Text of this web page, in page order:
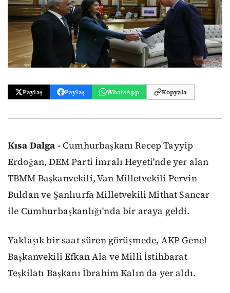
Paylaş Paylaş WhatsApp Kopyala
Kısa Dalga -Cumhurbaşkanı Recep Tayyip
Erdoğan, DEM Parti İmralı Heyeti'nde yer alan
TBMM Başkanvekili, Van Milletvekili Pervin
Buldan ve Şanlıurfa Milletvekili Mithat Sancar
ile Cumhurbaşkanlığı'nda bir araya geldi.
Yaklaşık bir saat süren görüşmede, AKP Genel
Başkanvekili Efkan Ala ve Milli İstihbarat
Teşkilatı Başkanı İbrahim Kalın da yer aldı.